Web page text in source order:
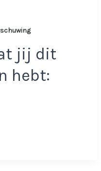
jij dit
hebt: